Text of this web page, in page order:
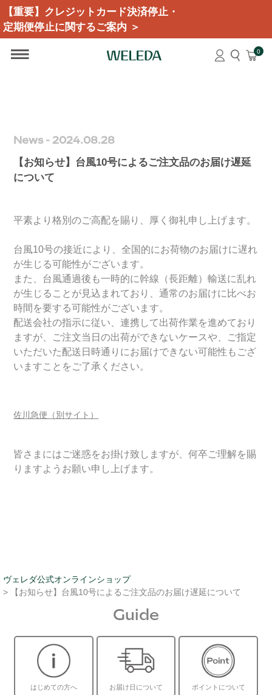
【重要】クレジットカード決済停止・
定期便停止に関するご案内 ＞
0
News - 2024.08.28
【お知らせ】台風10号によるご注文品のお届け遅延
について
平素より格別のご高配を賜り、厚く御礼申し上げます。
台風10号の接近により、全国的にお荷物のお届けに遅れ
が生じる可能性がございます。
また、台風通過後も一時的に幹線（長距離）輸送に乱れ
が生じることが見込まれており、通常のお届けに比べお
時間を要する可能性がございます。
配送会社の指示に従い、連携して出荷作業を進めており
ますが、ご注文当日の出荷ができないケースや、ご指定
いただいた配送日時通りにお届けできない可能性もござ
いますことをご了承ください。
佐川急便（別サイト）
皆さまにはご迷惑をお掛け致しますが、何卒ご理解を賜
りますようお願い申し上げます。
ヴェレダ公式オンラインショップ
> 【お知らせ】台風10号によるご注文品のお届け遅延について
Guide
はじめての方へ お届け日について ポイントについて